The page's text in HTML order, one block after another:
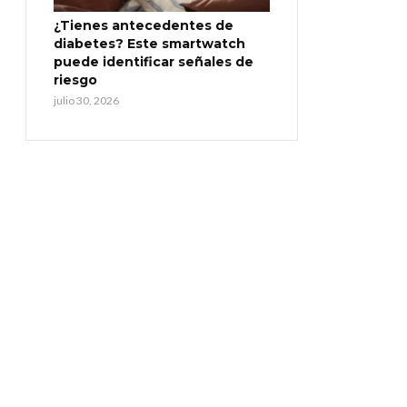
¿Tienes antecedentes de
diabetes? Este smartwatch
puede identificar señales de
riesgo
julio 30, 2026